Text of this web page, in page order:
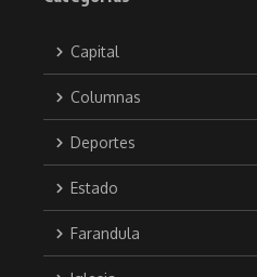
Capital
Columnas
Deportes
Estado
Farandula